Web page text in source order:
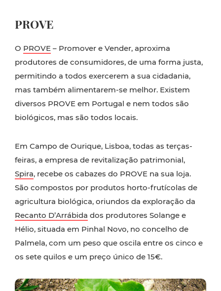
PROVE
O PROVE – Promover e Vender, aproxima
produtores de consumidores, de uma forma justa,
permitindo a todos exercerem a sua cidadania,
mas também alimentarem-se melhor. Existem
diversos PROVE em Portugal e nem todos são
biológicos, mas são todos locais.
Em Campo de Ourique, Lisboa, todas as terças-
feiras, a empresa de revitalização patrimonial,
Spira, recebe os cabazes do PROVE na sua loja.
São compostos por produtos horto-frutícolas de
agricultura biológica, oriundos da exploração da
Recanto D’Arrábida dos produtores Solange e
Hélio, situada em Pinhal Novo, no concelho de
Palmela, com um peso que oscila entre os cinco e
os sete quilos e um preço único de 15€.